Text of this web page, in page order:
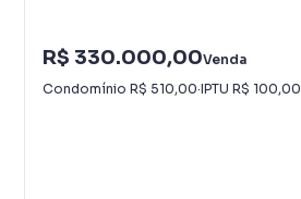
R$ 330.000,00Venda
Condomínio R$ 510,00·IPTU R$ 100,00